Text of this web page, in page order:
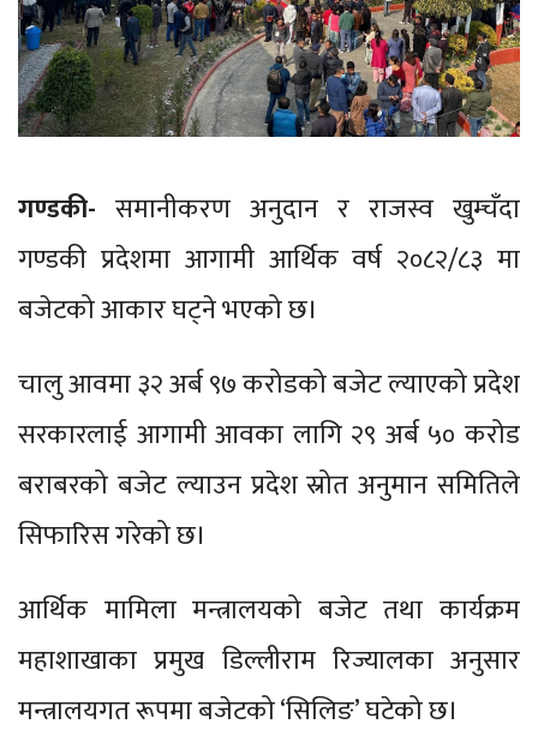
गण्डकी- समानीकरण अनुदान र राजस्व खुम्चँदा
गण्डकी प्रदेशमा आगामी आर्थिक वर्ष २०८२/८३ मा
बजेटको आकार घट्ने भएको छ।
चालु आवमा ३२ अर्ब ९७ करोडको बजेट ल्याएको प्रदेश
सरकारलाई आगामी आवका लागि २९ अर्ब ५० करोड
बराबरको बजेट ल्याउन प्रदेश स्रोत अनुमान समितिले
सिफारिस गरेको छ।
आर्थिक मामिला मन्त्रालयको बजेट तथा कार्यक्रम
महाशाखाका प्रमुख डिल्लीराम रिज्यालका अनुसार
मन्त्रालयगत रूपमा बजेटको ‘सिलिङ’ घटेको छ।